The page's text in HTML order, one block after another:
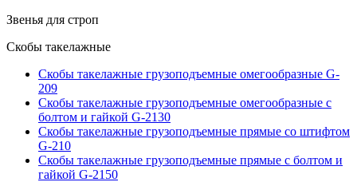
Звенья для строп
Скобы такелажные
Скобы такелажные грузоподъемные омегообразные G-
209
Скобы такелажные грузоподъемные омегообразные с
болтом и гайкой G-2130
Скобы такелажные грузоподъемные прямые со штифтом
G-210
Скобы такелажные грузоподъемные прямые с болтом и
гайкой G-2150